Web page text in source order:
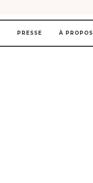
PRESSE À PROPOS